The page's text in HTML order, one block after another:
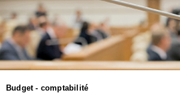
Budget - comptabilité